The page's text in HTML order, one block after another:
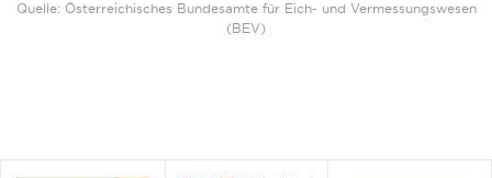
Quelle: Österreichisches Bundesamte für Eich- und Vermessungswesen
(BEV)